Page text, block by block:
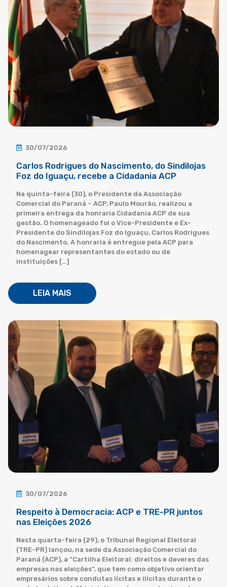
30/07/2026
Carlos Rodrigues do Nascimento, do Sindilojas
Foz do Iguaçu, recebe a Cidadania ACP
Na quinta-feira (30), o Presidente da Associação
Comercial do Paraná – ACP, Paulo Mourão, realizou a
primeira entrega da honraria Cidadania ACP de sua
gestão. O homenageado foi o Vice-Presidente e Ex-
Presidente do Sindilojas Foz do Iguaçu, Carlos Rodrigues
do Nascimento. A honraria é entregue pela ACP para
homenagear representantes do estado ou de
instituições […]
LEIA MAIS
30/07/2026
Respeito à Democracia: ACP e TRE-PR juntos
nas Eleições 2026
Nesta quarta-feira (29), o Tribunal Regional Eleitoral
(TRE-PR) lançou, na sede da Associação Comercial do
Paraná (ACP), a “Cartilha Eleitoral: direitos e deveres das
empresas nas eleições”, que tem como objetivo orientar
empresários sobre condutas lícitas e ilícitas durante o